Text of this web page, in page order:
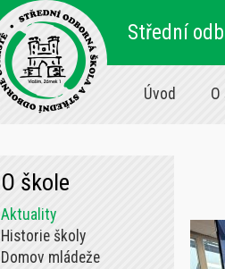
Střední
Úvod O
O škole
Aktuality
Historie školy
Domov mládeže